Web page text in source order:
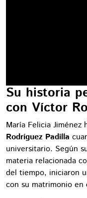
Su historia
con Víctor
María Felicia Jiménez
Rodríguez Padilla
universitario. Según
materia relacionada
del tiempo, iniciaron
con su matrimonio en